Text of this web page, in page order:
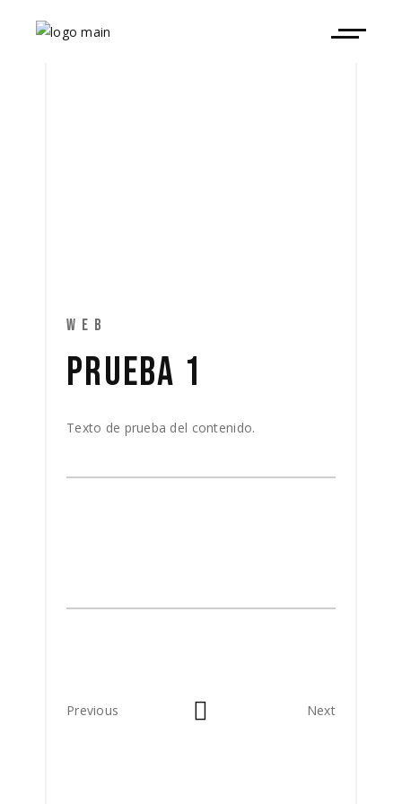
WEB
PRUEBA 1
Texto de prueba del contenido.
Previous Next